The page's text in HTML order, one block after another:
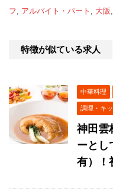
フ
アルバイト・パート 大阪
特徴が似ている求人
中華料理
調理・キ
神田雲
ーとし
有）！